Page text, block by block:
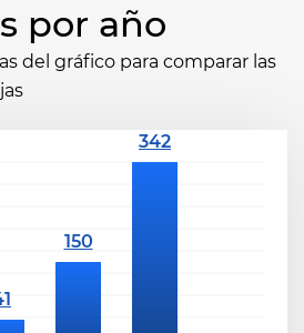
por año
del gráfico para comparar las